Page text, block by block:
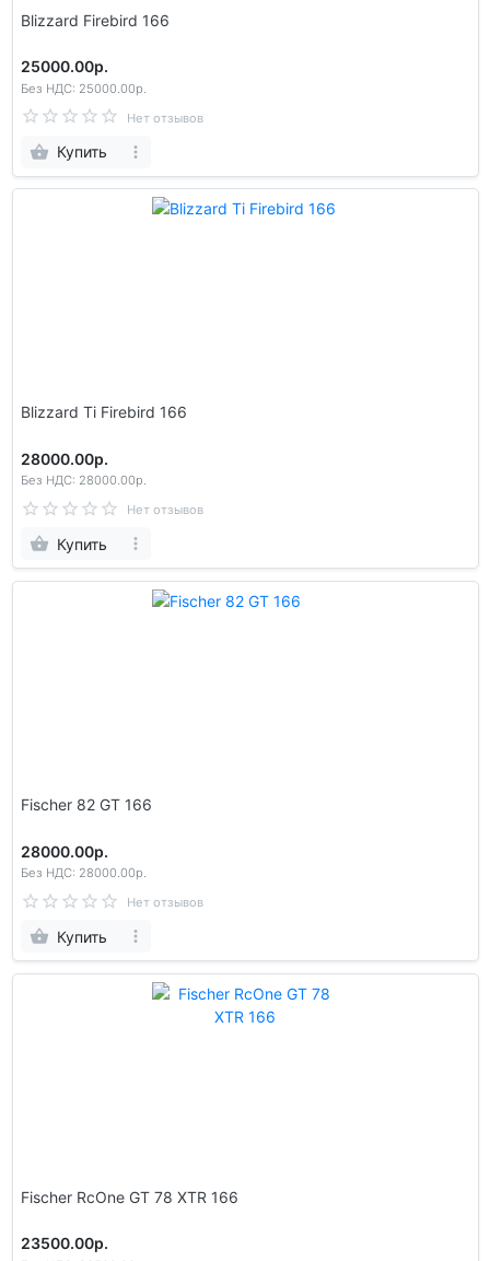
Blizzard Firebird 166
25000.00р.
Без НДС: 25000.00р.
Нет отзывов
Купить
Blizzard Ti Firebird 166
28000.00р.
Без НДС: 28000.00р.
Нет отзывов
Купить
Fischer 82 GT 166
28000.00р.
Без НДС: 28000.00р.
Нет отзывов
Купить
Fischer RcOne GT 78 XTR 166
23500.00р.